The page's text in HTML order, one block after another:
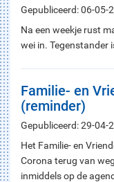
Gepubliceerd: 06-05-
Na een weekje rust
wei in. Tegenstander
Familie- en
(reminder)
Gepubliceerd: 29-04-
Het Familie- en
Corona terug van
inmiddels op de